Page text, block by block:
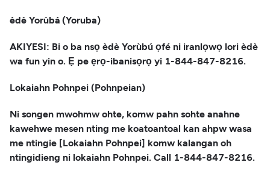
èdè Yorùbá (Yoruba)
AKIYESI: Bi o ba nsọ èdè Yorùbú ọfé ni iranlọwọ lori èdè
wa fun yin o. Ẹ pe ẹrọ-ibanisọrọ yi 1-844-847-8216.
Lokaiahn Pohnpei (Pohnpeian)
Ni songen mwohmw ohte, komw pahn sohte anahne
kawehwe mesen nting me koatoantoal kan ahpw wasa
me ntingie [Lokaiahn Pohnpei] komw kalangan oh
ntingidieng ni lokaiahn Pohnpei. Call 1-844-847-8216.